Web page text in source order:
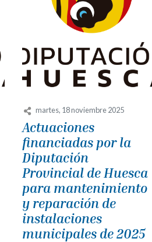
martes, 18 noviembre 2025
Actuaciones
financiadas por la
Diputación
Provincial de Huesca
para mantenimiento
y reparación de
instalaciones
municipales de 2025